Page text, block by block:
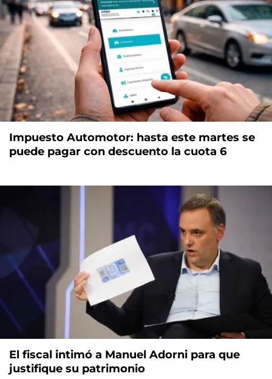
Impuesto Automotor: hasta este martes se
puede pagar con descuento la cuota 6
El fiscal intimó a Manuel Adorni para que
justifique su patrimonio